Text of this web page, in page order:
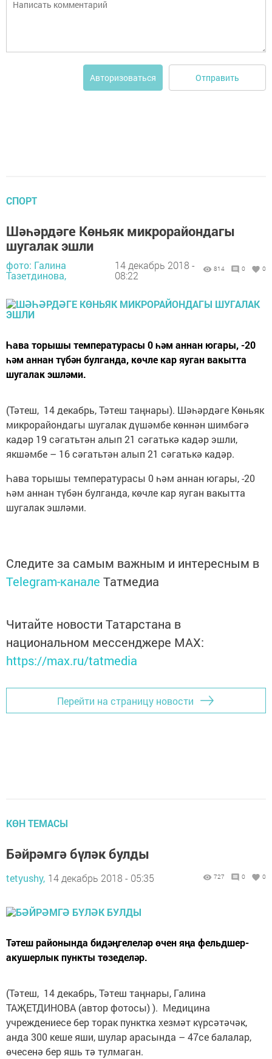
Авторизоваться Отправить
СПОРТ
Шәһәрдәге Көньяк микрорайондагы
шугалак эшли
фото: Галина
Тазетдинова,
14 декабрь 2018 -
08:22
814 0 0
Һава торышы температурасы 0 һәм аннан югары, -20
һәм аннан түбән булганда, көчле кар яуган вакытта
шугалак эшләми.
(Тәтеш, 14 декабрь, Тәтеш таңнары). Шәһәрдәге Көньяк
микрорайондагы шугалак дүшәмбе көннән шимбәгә
кадәр 19 сәгатьтән алып 21 сәгатькә кадәр эшли,
якшәмбе – 16 сәгатьтән алып 21 сәгатькә кадәр.
Һава торышы температурасы 0 һәм аннан югары, -20
һәм аннан түбән булганда, көчле кар яуган вакытта
шугалак эшләми.
Следите за самым важным и интересным в
Telegram-канале Татмедиа
Читайте новости Татарстана в
национальном мессенджере MАХ:
https://max.ru/tatmedia
Перейти на страницу новости
КӨН ТЕМАСЫ
Бәйрәмгә бүләк булды
tetyushy, 14 декабрь 2018 - 05:35 727 0 0
Тәтеш районында бидәңгелеләр өчен яңа фельдшер-
акушерлык пункты төзеделәр.
(Тәтеш, 14 декабрь, Тәтеш таңнары, Галина
ТАҖЕТДИНОВА (автор фотосы) ). Медицина
учреждениесе бер торак пунктка хезмәт күрсә­тәчәк,
анда 300 кеше яши, шулар арасында – 47се балалар,
өчесенә бер яшь тә тулмаган.